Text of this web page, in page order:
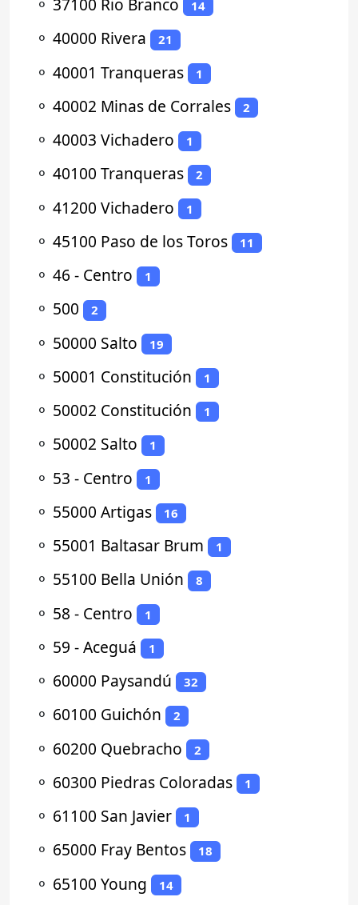
⚬ 37100 Rio Branco 14
⚬ 40000 Rivera 21
⚬ 40001 Tranqueras 1
⚬ 40002 Minas de Corrales 2
⚬ 40003 Vichadero 1
⚬ 40100 Tranqueras 2
⚬ 41200 Vichadero 1
⚬ 45100 Paso de los Toros 11
⚬ 46 - Centro 1
⚬ 500 2
⚬ 50000 Salto 19
⚬ 50001 Constitución 1
⚬ 50002 Constitución 1
⚬ 50002 Salto 1
⚬ 53 - Centro 1
⚬ 55000 Artigas 16
⚬ 55001 Baltasar Brum 1
⚬ 55100 Bella Unión 8
⚬ 58 - Centro 1
⚬ 59 - Aceguá 1
⚬ 60000 Paysandú 32
⚬ 60100 Guichón 2
⚬ 60200 Quebracho 2
⚬ 60300 Piedras Coloradas 1
⚬ 61100 San Javier 1
⚬ 65000 Fray Bentos 18
⚬ 65100 Young 14